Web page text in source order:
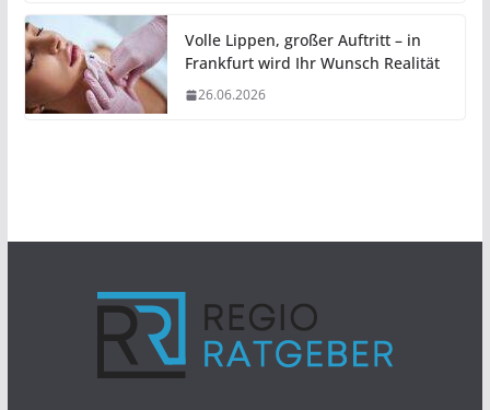
Volle Lippen, großer Auftritt – in
Frankfurt wird Ihr Wunsch Realität
26.06.2026